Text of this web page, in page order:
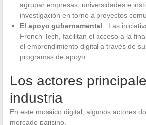
agrupar empresas, universidades e
investigación en torno a proyectos
El apoyo gubernamental : Las
French Tech, facilitan el acceso a la
el emprendimiento digital a través de
programas de apoyo.
Los actores
industria
En este mosaico digital, algunos actores
mercado parisino.